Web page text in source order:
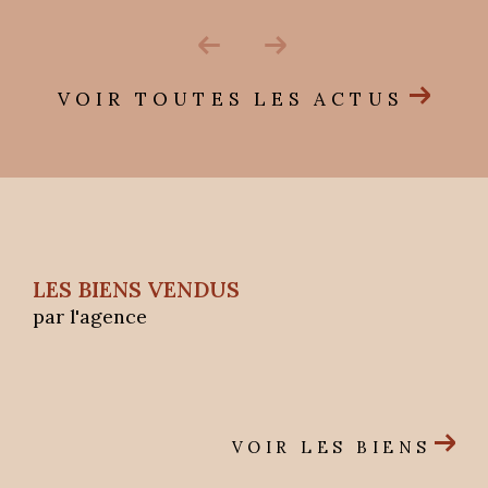
VOIR TOUTES LES ACTUS
LES BIENS VENDUS
par l'agence
VOIR LES BIENS